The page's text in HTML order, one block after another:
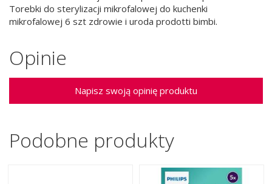
Torebki do sterylizacji mikrofalowej do kuchenki
mikrofalowej 6 szt zdrowie i uroda prodotti bimbi.
Opinie
Napisz swoją opinię produktu
Podobne produkty